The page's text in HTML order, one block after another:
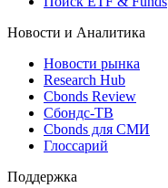
Новости и Аналитика
Новости рынка
Research Hub
Cbonds Review
Сбондс-ТВ
Cbonds для СМИ
Глоссарий
Поддержка